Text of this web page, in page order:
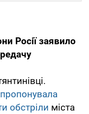
Росії заявило
обстріли міста